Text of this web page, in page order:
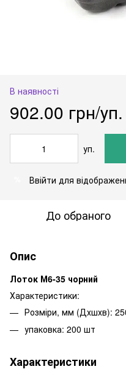
В наявності
902.00 грн/уп.
уп.
Ввійти для
До обраного
Опис
Лоток М6-35 чорний
Характеристики:
Розміри, мм (Дхшхв):
упаковка: 200 шт
Характеристики